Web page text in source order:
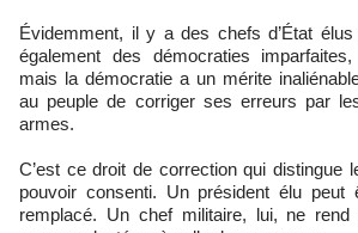
Évidemment, il y a des chefs d’État
également des démocraties
mais la démocratie a un mérite
au peuple de corriger ses erreurs par
armes.
C’est ce droit de correction qui distingue
pouvoir consenti. Un président élu peut
remplacé. Un chef militaire, lui, ne rend